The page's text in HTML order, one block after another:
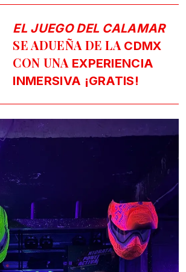
EL JUEGO DEL CALAMAR
SE ADUEÑA DE LA CDMX
CON UNA EXPERIENCIA
INMERSIVA ¡GRATIS!